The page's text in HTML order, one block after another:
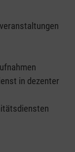
in dezenter